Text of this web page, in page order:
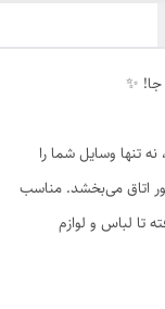
✨
تنها وسایل شما را
اتاق می‌بخشد. مناسب
تا لباس و لوازم